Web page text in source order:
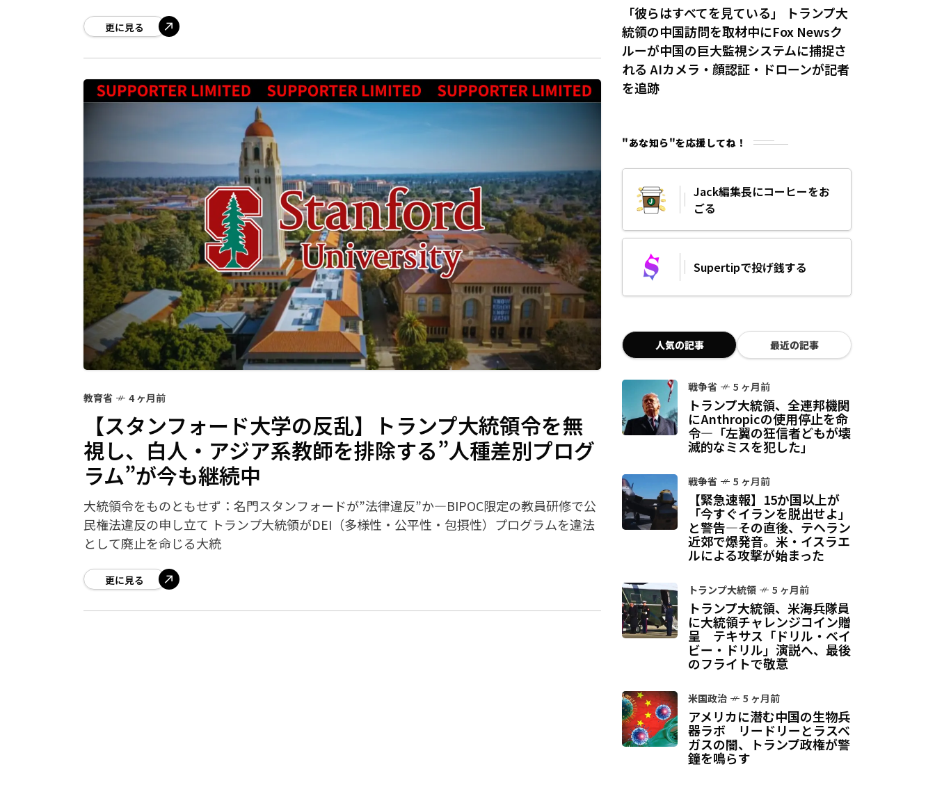
更に見る
教育省 4 ヶ月前
【スタンフォード大学の反乱】トランプ大統領令を無
視し、白人・アジア系教師を排除する”人種差別プログ
ラム”が今も継続中
大統領令をものともせず：名門スタンフォードが”法律違反”か―BIPOC限定の教員研修で公
民権法違反の申し立て トランプ大統領がDEI（多様性・公平性・包摂性）プログラムを違法
として廃止を命じる大統
更に見る
「彼らはすべてを見ている」 トランプ大
統領の中国訪問を取材中にFox Newsク
ルーが中国の巨大監視システムに捕捉さ
れる AIカメラ・顔認証・ドローンが記者
を追跡
"あな知ら"を応援してね！
Jack編集長にコーヒーをお
ごる
Supertipで投げ銭する
人気の記事 最近の記事
戦争省 5 ヶ月前
トランプ大統領、全連邦機関
にAnthropicの使用停止を命
令—「左翼の狂信者どもが壊
滅的なミスを犯した」
戦争省 5 ヶ月前
【緊急速報】15か国以上が
「今すぐイランを脱出せよ」
と警告—その直後、テヘラン
近郊で爆発音。米・イスラエ
ルによる攻撃が始まった
トランプ大統領 5 ヶ月前
トランプ大統領、米海兵隊員
に大統領チャレンジコイン贈
呈 テキサス「ドリル・ベイ
ビー・ドリル」演説へ、最後
のフライトで敬意
米国政治 5 ヶ月前
アメリカに潜む中国の生物兵
器ラボ リードリーとラスベ
ガスの闇、トランプ政権が警
鐘を鳴らす